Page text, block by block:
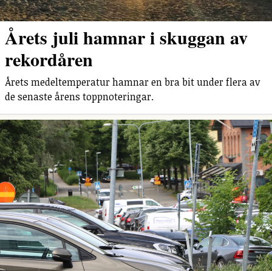
Årets juli hamnar i skuggan av
rekordåren
Årets medeltemperatur hamnar en bra bit under flera av
de senaste årens toppnoteringar.